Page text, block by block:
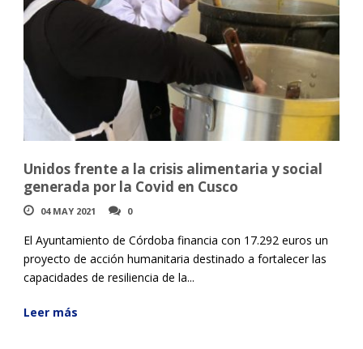
Unidos frente a la crisis alimentaria y social
generada por la Covid en Cusco
04 MAY 2021 0
El Ayuntamiento de Córdoba financia con 17.292 euros un
proyecto de acción humanitaria destinado a fortalecer las
capacidades de resiliencia de la...
Leer más